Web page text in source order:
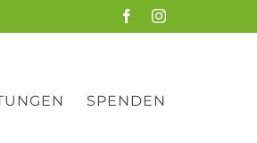
FacebookInstagram
SPENDEN